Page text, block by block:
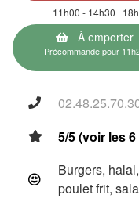
11h00 - 14h30 |
À emporter
Précommande pour
5/5 (voir les
Burgers,
poulet frit,